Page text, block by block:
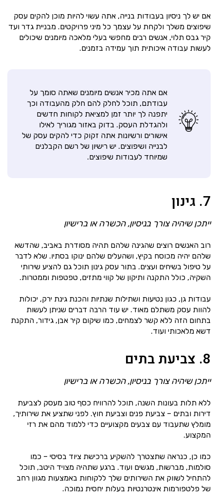
אם יש לך ניסיון בעבודות בנייה, אתה עשוי להיות מוכן להקים עסק
שיפוצים משלך ולקחת על עצמך כל מיני פרויקטים. מבניית גדר ועד
קיר גבס תלוי, אנשים רבים מחפשי בעלי מלאכה מיומנים שיכולים
לעשות עבודה איכותית תוך עמידה בזמנים.
אם אתה מכיר אנשים מיומנים שאתה סומך על
עבודתם, תוכל לחלק להם חלק מהעבודה וכך
יתפנה לך יותר זמן למציאת לקוחות חדשים
ולהגדלת העסק. בדוק באזור מגוריך לאילו
אישורים ורשיונות אתה זקוק כדי להקים עסק של
לבנייה ושיפוצים. יש רישיון של רשם הקבלנים
שמיוחד לעבודות שיפוצים.
7. גינון
ייתכן שיהיה צורך בניסיון, הכשרה או ברישיון
רוב האנשים רוצים שהגינה שלהם תהיה מסודרת באביב, שהדשא
שלהם יהיה מכוסח בקיץ, ושהעלים שלהם ינוקו בסתיו. שלא לדבר
על טיפול בשיחים ועצים. בתור עסק גינון תוכל גם להציע שירותי
השקיה, כולל התקנה ותיקון של קווי מתזים, טפטפות וממטרות.
עבודות גן, כגון נטיעות ושתילות שנתיות והכנת גינת ירק, יכולות
להוות עסק משתלם מאוד. יש עוד הרבה דברים שניתן לעשות
בתחום הזה ללא קשר לצמחים, כמו שיקום קיר אבן, גידור, התקנת
דשא מלאכותי ועוד.
8. צביעת בתים
ייתכן שיהיה צורך בניסיון, הכשרה או ברישיון
ללא תלות בעונות השנה, תוכל להרוויח כסף טוב מעסק לצביעת
דירות ובתים – צביעת פנים וצביעת חוץ. לפני שתציע את שירותיך,
מומלץ שתעבוד עם צבעים מקצועיים כדי ללמוד מהם את רזי
המקצוע.
כמו כן, כנראה שתצטרך להשקיע ברכישת ציוד בסיסי – כמו
סולמות, מברשות, מגשים ועוד. ברגע שתהיה מצויד היטב, תוכל
להתחיל לשווק את השירותים שלך ללקוחות באמצעות מגוון רחב
של פלטפורמות אינטרנטיות בעלות יחסית נמוכה.